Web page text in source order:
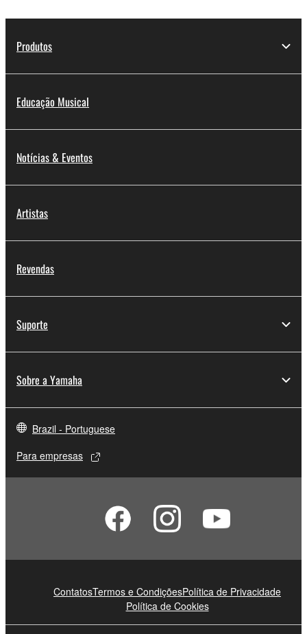
Produtos
Educação Musical
Notícias & Eventos
Artistas
Revendas
Suporte
Sobre a Yamaha
Brazil - Portuguese
Para empresas
ContatosTermos e CondiçõesPolítica de Privacidade
Política de Cookies